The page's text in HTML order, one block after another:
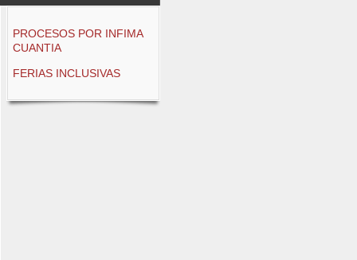
PROCESOS POR INFIMA
CUANTIA
FERIAS INCLUSIVAS